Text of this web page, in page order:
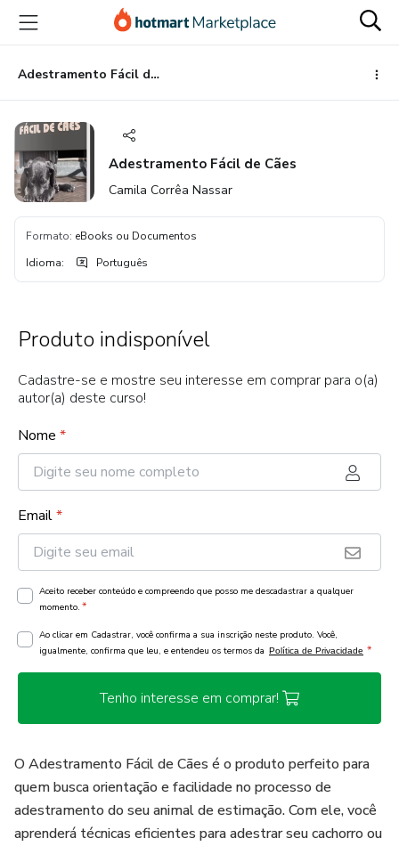
para
conteúdo
principal
para
pagamento
para
rodapé
Adestramento Fácil de Cães
Adestramento Fácil de Cães
Camila Corrêa Nassar
Formato: eBooks ou Documentos
Idioma: Português
Produto indisponível
Cadastre-se e mostre seu interesse em comprar para o(a)
autor(a) deste curso!
Nome *
Email*
Aceito receber conteúdo e compreendo que posso me descadastrar a qualquer
momento. *
Ao clicar em Cadastrar, você confirma a sua inscrição neste produto. Você,
igualmente, confirma que leu, e entendeu os termos da Política de Privacidade *
Tenho interesse em comprar!
O Adestramento Fácil de Cães é o produto perfeito para
quem busca orientação e facilidade no processo de
adestramento do seu animal de estimação. Com ele, você
aprenderá técnicas eficientes para adestrar seu cachorro ou